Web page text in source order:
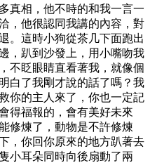
真相，他不時的和我一言一
，他很認同我講的內容，對
。這時小狗從茶几下面跑出
，趴到沙發上，用小嘴吻我
不眨眼睛直看著我，就像個
白了我剛才說的話了嗎？我
你的主人來了，你也一定記
得福報的，會有美好未來
修煉了，動物是不許修煉
，你回你原來的地方趴著去
小耳朵同時向後扇動了兩